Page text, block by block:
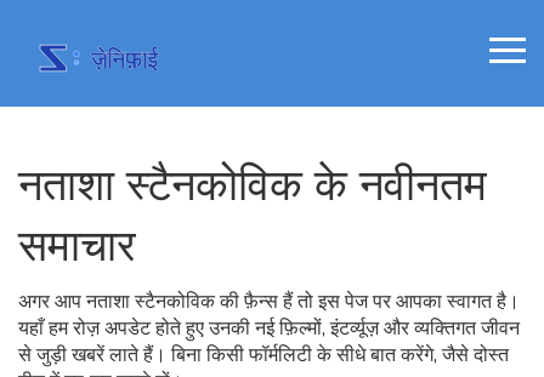
नताशा स्टैनकोविक के नवीनतम
समाचार
अगर आप नताशा स्टैनकोविक की फ़ैन्स हैं तो इस पेज पर आपका स्वागत है।
यहाँ हम रोज़ अपडेट होते हुए उनकी नई फ़िल्मों, इंटर्व्यूज़ और व्यक्तिगत जीवन
से जुड़ी खबरें लाते हैं। बिना किसी फॉर्मलिटी के सीधे बात करेंगे, जैसे दोस्त